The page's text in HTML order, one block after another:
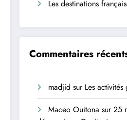
Les destinations
Commentaires
madjid sur Les
Maceo Ouitona sur25